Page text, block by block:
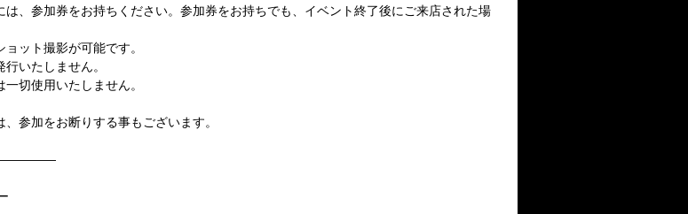
、参加券をお持ちください。参加券をお持ちでも、イベント終了後にご来店された場
ット撮影が可能です。
いたしません。
切使用いたしません。
参加をお断りする事もございます。